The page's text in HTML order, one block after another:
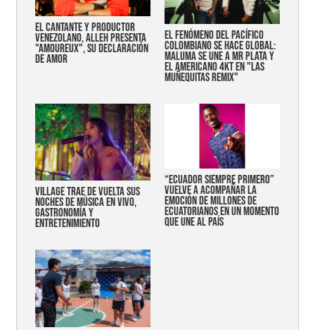
EL CANTANTE Y PRODUCTOR
VENEZOLANO, ALLEH PRESENTA
"AMOUREUX", SU DECLARACIÓN
DE AMOR
EL FENÓMENO DEL PACÍFICO
COLOMBIANO SE HACE GLOBAL:
MALUMA SE UNE A MR PLATA Y
EL AMERICANO 4KT EN "LAS
MUÑEQUITAS REMIX"
Village trae de vuelta sus
noches de música en vivo,
gastronomía y
entretenimiento
“Ecuador siempre primero”
vuelve a acompañar la
emoción de millones de
ecuatorianos en un momento
que une al país